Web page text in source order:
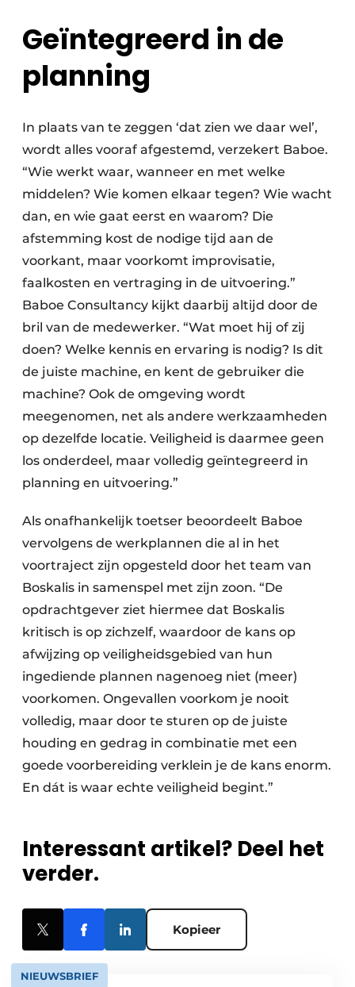
Geïntegreerd in de
planning
In plaats van te zeggen ‘dat zien we daar wel’,
wordt alles vooraf afgestemd, verzekert Baboe.
“Wie werkt waar, wanneer en met welke
middelen? Wie komen elkaar tegen? Wie wacht
dan, en wie gaat eerst en waarom? Die
afstemming kost de nodige tijd aan de
voorkant, maar voorkomt improvisatie,
faalkosten en vertraging in de uitvoering.”
Baboe Consultancy kijkt daarbij altijd door de
bril van de medewerker. “Wat moet hij of zij
doen? Welke kennis en ervaring is nodig? Is dit
de juiste machine, en kent de gebruiker die
machine? Ook de omgeving wordt
meegenomen, net als andere werkzaamheden
op dezelfde locatie. Veiligheid is daarmee geen
los onderdeel, maar volledig geïntegreerd in
planning en uitvoering.”
Als onafhankelijk toetser beoordeelt Baboe
vervolgens de werkplannen die al in het
voortraject zijn opgesteld door het team van
Boskalis in samenspel met zijn zoon. “De
opdrachtgever ziet hiermee dat Boskalis
kritisch is op zichzelf, waardoor de kans op
afwijzing op veiligheidsgebied van hun
ingediende plannen nagenoeg niet (meer)
voorkomen. Ongevallen voorkom je nooit
volledig, maar door te sturen op de juiste
houding en gedrag in combinatie met een
goede voorbereiding verklein je de kans enorm.
En dát is waar echte veiligheid begint.”
Interessant artikel? Deel het
verder.
Kopieer
NIEUWSBRIEF